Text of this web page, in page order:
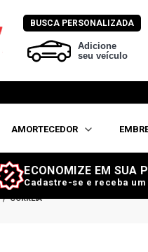
BUSCA PERSONALIZADA
Adicione
seu veículo
AMORTECEDOR
ECONOMIZE EM SUA
Cadastre-se e receba
CORREIA